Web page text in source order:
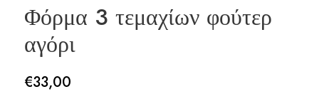
Φόρμα 3 τεμαχίων φούτερ
αγόρι
€33,00